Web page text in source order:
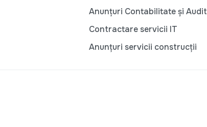
Anunțuri Contabilitate și Audit
Contractare servicii IT
Anunțuri servicii construcții